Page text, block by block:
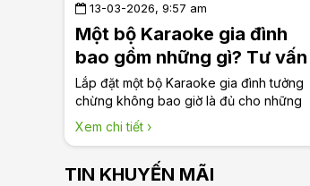
13-03-2026, 9:57 am
Một bộ Karaoke gia đình
bao gồm những gì? Tư vấn
của Long Audio
Lắp đặt một bộ Karaoke gia đình tưởng
chừng không bao giờ là đủ cho những
"dân chơi" âm thanh. Tuy nhiên, lắp một
bộ karaoke gia đình cơ bản chúng ta
Cùng Long Audio tìm hiểu một bộ
Xem chi tiết ›
TIN KHUYẾN MÃI